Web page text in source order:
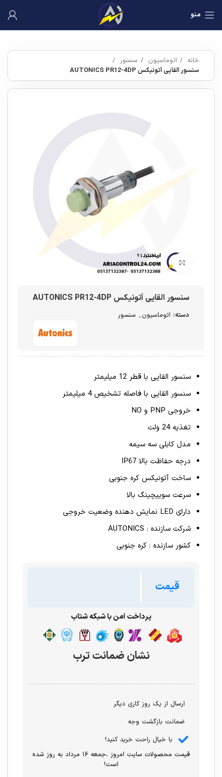
منو
خانه اتوماسیون
سنسور
سنسور القایی آتونیکس AUTONICS PR12-4DP
برای بزرگنمایی کلیک کنید
سنسور القایی آتونیکس AUTONICS PR12-4DP
دسته: اتوماسیون , سنسور
سنسور القایی با قطر 12 میلیمتر
سنسور القایی با فاصله تشخیص 4 میلیمتر
خروجی PNP و NO
تغذیه 24 ولت
مدل کابلی سه سیمه
درجه حفاظت بالا IP67
ساخت آتونیکس کره جنوبی
سرعت سوییچینگ بالا
دارای LED نمایش دهنده وضعیت خروجی
شرکت سازنده : AUTONICS
کشور سازنده : کره جنوبی
قیمت
پرداخت امن با شبکه شتاب
نشان ضمانت ترب
ارسال از یک روز کاری دیگر
ضمانت بازگشت وجه
با خیال راحت خرید کنید!
قیمت محصولات سایت امروز ،جمعه ۱۶ مرداد به روز شده
است!